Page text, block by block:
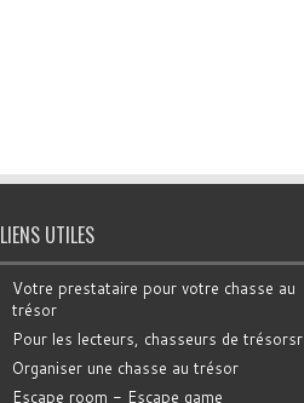
LIENS UTILES
Votre prestataire pour votre chasse au
trésor
Pour les lecteurs, chasseurs de trésorsr
Organiser une chasse au trésor
Escape room - Escape game